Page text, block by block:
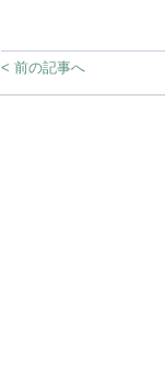
< 前の記事へ